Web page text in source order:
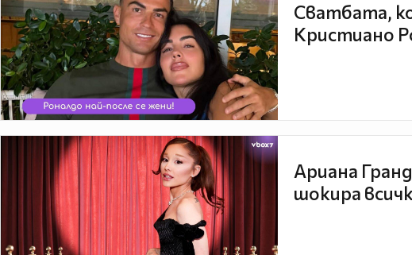
Сватбата,
Кристиано
Ариана
шокира